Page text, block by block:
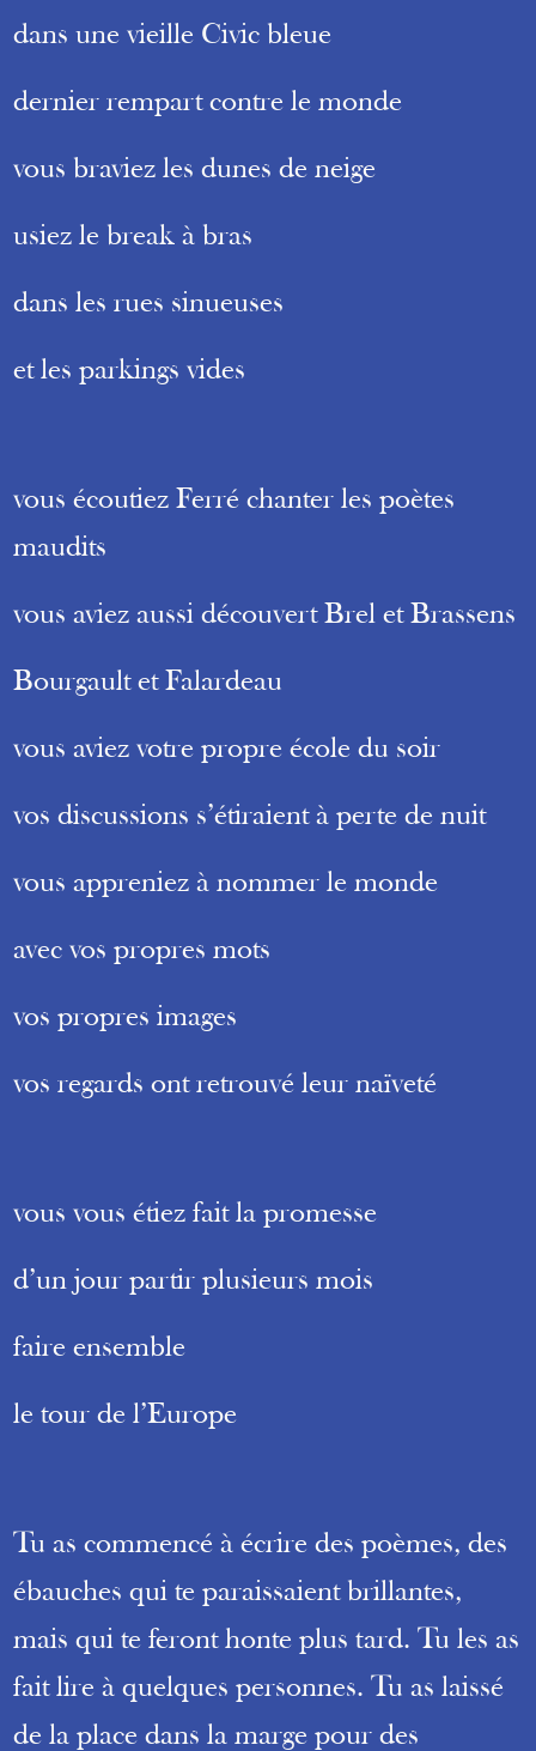
dans une vieille Civic bleue
dernier rempart contre le monde
vous braviez les dunes de neige
usiez le break à bras
dans les rues sinueuses
et les parkings vides
vous écoutiez Ferré chanter les poètes
maudits
vous aviez aussi découvert Brel et Brassens
Bourgault et Falardeau
vous aviez votre propre école du soir
vos discussions s’étiraient à perte de nuit
vous appreniez à nommer le monde
avec vos propres mots
vos propres images
vos regards ont retrouvé leur naïveté
vous vous étiez fait la promesse
d’un jour partir plusieurs mois
faire ensemble
le tour de l’Europe
Tu as commencé à écrire des poèmes, des
ébauches qui te paraissaient brillantes,
mais qui te feront honte plus tard. Tu les as
fait lire à quelques personnes. Tu as laissé
de la place dans la marge pour des